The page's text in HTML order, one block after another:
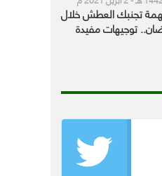
تجنبك العطش خلال
توجيهات مفيدة